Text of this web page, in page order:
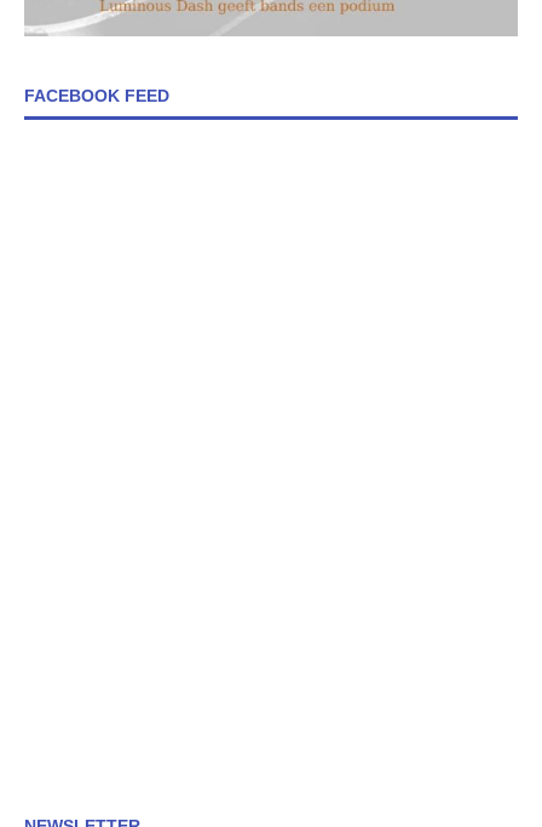
FACEBOOK FEED